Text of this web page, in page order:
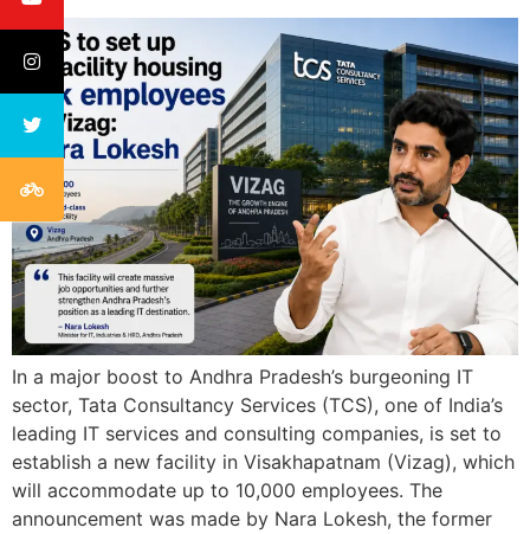
In a major boost to Andhra Pradesh’s burgeoning IT
sector, Tata Consultancy Services (TCS), one of India’s
leading IT services and consulting companies, is set to
establish a new facility in Visakhapatnam (Vizag), which
will accommodate up to 10,000 employees. The
announcement was made by Nara Lokesh, the former